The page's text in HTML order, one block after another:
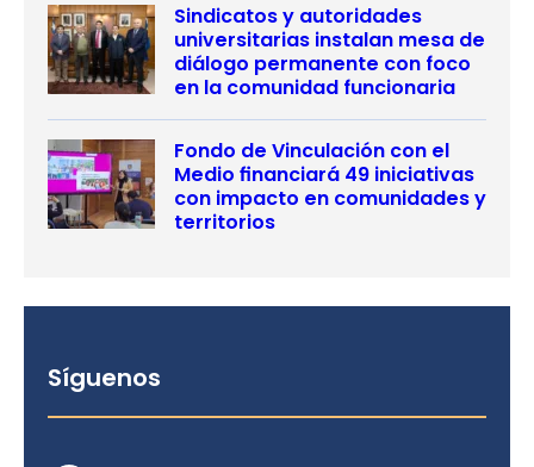
Sindicatos y autoridades
universitarias instalan mesa de
diálogo permanente con foco
en la comunidad funcionaria
Fondo de Vinculación con el
Medio financiará 49 iniciativas
con impacto en comunidades y
territorios
Síguenos